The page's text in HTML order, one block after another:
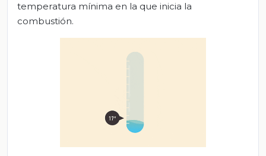
temperatura mínima en la que inicia la
combustión.